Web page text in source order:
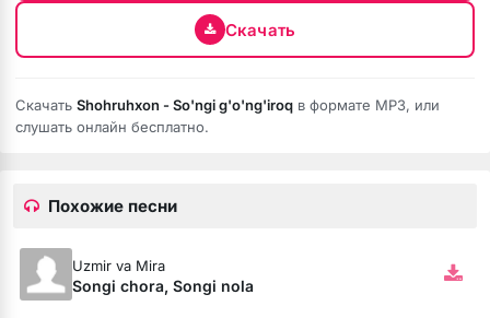
Скачать
Скачать Shohruhxon - So'ngi g'o'ng'iroq в формате MP3, или
слушать онлайн бесплатно.
Похожие песни
Uzmir va Mira
Songi chora, Songi nola